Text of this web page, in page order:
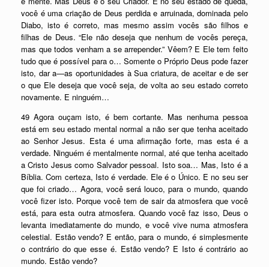
você é uma criação de Deus perdida e arruinada, dominada pelo
Diabo, isto é correto, mas mesmo assim vocês são filhos e
filhas de Deus. “Ele não deseja que nenhum de vocês pereça,
mas que todos venham a se arrepender.” Vêem? E Ele tem feito
tudo que é possível para o… Somente o Próprio Deus pode fazer
isto, dar a—as oportunidades à Sua criatura, de aceitar e de ser
o que Ele deseja que você seja, de volta ao seu estado correto
novamente. E ninguém…
49 Agora ouçam isto, é bem cortante. Mas nenhuma pessoa
está em seu estado mental normal a não ser que tenha aceitado
ao Senhor Jesus. Esta é uma afirmação forte, mas esta é a
verdade. Ninguém é mentalmente normal, até que tenha aceitado
a Cristo Jesus como Salvador pessoal. Isto soa… Mas, Isto é a
Bíblia. Com certeza, Isto é verdade. Ele é o Único. E no seu ser
que foi criado… Agora, você será louco, para o mundo, quando
você fizer isto. Porque você tem de sair da atmosfera que você
está, para esta outra atmosfera. Quando você faz isso, Deus o
levanta imediatamente do mundo, e você vive numa atmosfera
celestial. Estão vendo? E então, para o mundo, é simplesmente
o contrário do que esse é. Estão vendo? E Isto é contrário ao
mundo. Estão vendo?